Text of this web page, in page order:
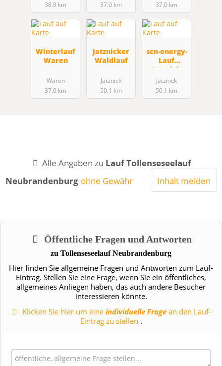
38.9 km
37.0 km
37.0 km
Winterlauf
Waren
Waren
37.0 km
Jatznicker
Waldlauf
Jatznick
50.1 km
scn-energy-
Lauf
Jatznick
Jatznick
50.1 km
Alle Angaben zu Lauf Tollenseseelauf
Neubrandenburg ohne Gewähr Inhalt melden
Öffentliche Fragen und Antworten
zu Tollenseseelauf Neubrandenburg
Hier finden Sie allgemeine Fragen und Antworten zum Lauf-
Eintrag. Stellen Sie eine Frage, wenn Sie ein öffentliches,
allgemeines Anliegen haben, das auch andere Besucher
interessieren könnte.
Klicken Sie hier um eineindividuelle Frage an den Lauf-
Eintrag zu stellen .